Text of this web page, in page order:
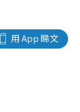
用 App 睇文